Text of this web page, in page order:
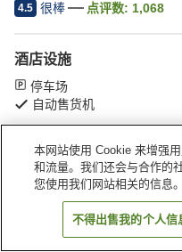
4.5 很棒 点评数: 1,068
酒店设施
停车场
自动售货机
首页 日本 高知县 四
本网站使用 Cookie 来增强
和流量。我们还会与合作的
您使用我们网站相关的信息。
不得出售我的个人信